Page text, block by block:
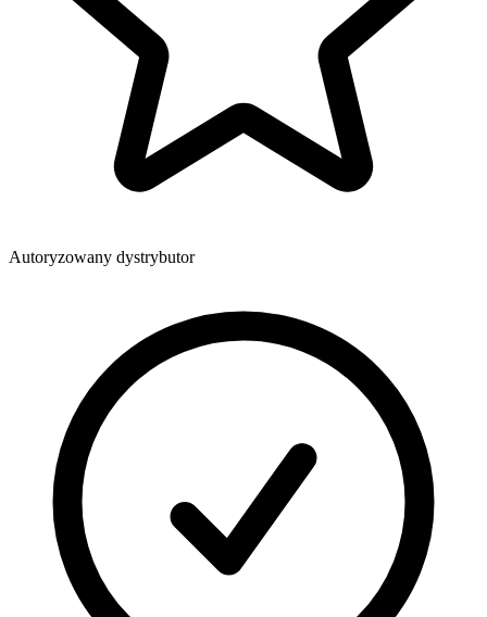
Autoryzowany dystrybutor